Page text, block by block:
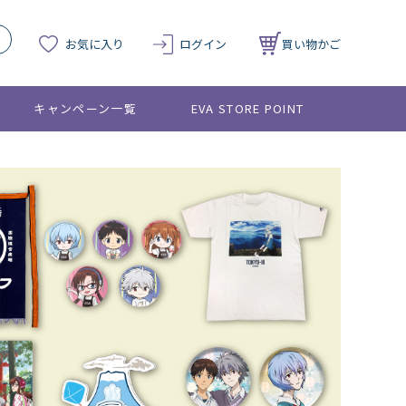
お気に入り ログイン 買い物かご
キャンペーン一覧 EVA STORE POINT